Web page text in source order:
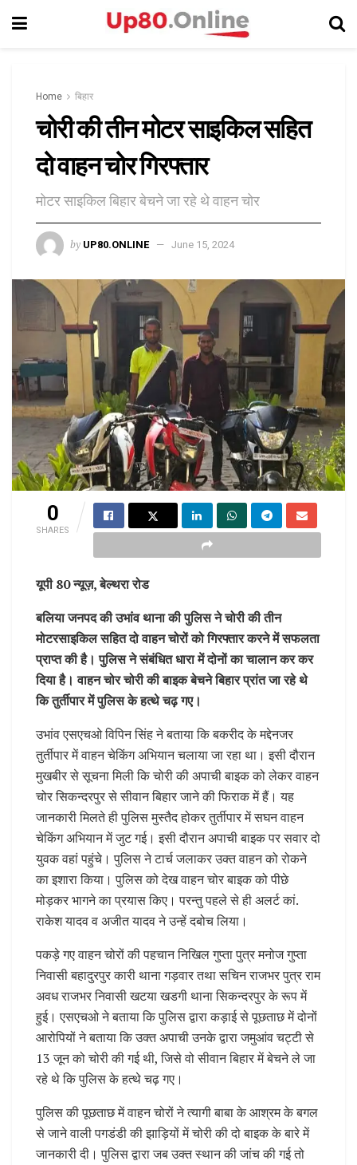
Home बिहार
चोरी की तीन मोटर साइकिल सहित
दो वाहन चोर गिरफ्तार
मोटर साइकिल बिहार बेचने जा रहे थे वाहन चोर
by UP80.ONLINE June 15, 2024
0
SHARES
यूपी 80 न्यूज़, बेल्थरा रोड
बलिया जनपद की उभांव थाना की पुलिस ने चोरी की तीन
मोटरसाइकिल सहित दो वाहन चोरों को गिरफ्तार करने में सफलता
प्राप्त की है। पुलिस ने संबंधित धारा में दोनों का चालान कर कर
दिया है। वाहन चोर चोरी की बाइक बेचने बिहार प्रांत जा रहे थे
कि तुर्तीपार में पुलिस के हत्थे चढ़ गए।
उभांव एसएचओ विपिन सिंह ने बताया कि बकरीद के मद्देनजर
तुर्तीपार में वाहन चेकिंग अभियान चलाया जा रहा था। इसी दौरान
मुखबीर से सूचना मिली कि चोरी की अपाची बाइक को लेकर वाहन
चोर सिकन्दरपुर से सीवान बिहार जाने की फिराक में हैं। यह
जानकारी मिलते ही पुलिस मुस्तैद होकर तुर्तीपार में सघन वाहन
चेकिंग अभियान में जुट गई। इसी दौरान अपाची बाइक पर सवार दो
युवक वहां पहुंचे। पुलिस ने टार्च जलाकर उक्त वाहन को रोकने
का इशारा किया। पुलिस को देख वाहन चोर बाइक को पीछे
मोड़कर भागने का प्रयास किए। परन्तु पहले से ही अलर्ट कां.
राकेश यादव व अजीत यादव ने उन्हें दबोच लिया।
पकड़े गए वाहन चोरों की पहचान निखिल गुप्ता पुत्र मनोज गुप्ता
निवासी बहादुरपुर कारी थाना गड़वार तथा सचिन राजभर पुत्र राम
अवध राजभर निवासी खटया खडगी थाना सिकन्दरपुर के रूप में
हुई। एसएचओ ने बताया कि पुलिस द्वारा कड़ाई से पूछताछ में दोनों
आरोपियों ने बताया कि उक्त अपाची उनके द्वारा जमुआंव चट्टी से
13 जून को चोरी की गई थी, जिसे वो सीवान बिहार में बेचने ले जा
रहे थे कि पुलिस के हत्थे चढ़ गए।
पुलिस की पूछताछ में वाहन चोरों ने त्यागी बाबा के आश्रम के बगल
से जाने वाली पगडंडी की झाड़ियों में चोरी की दो बाइक के बारे में
जानकारी दी। पुलिस द्वारा जब उक्त स्थान की जांच की गई तो